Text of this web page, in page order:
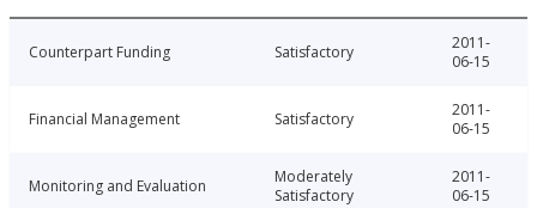
Counterpart Funding Satisfactory
2011-
06-15
Financial Management Satisfactory
2011-
06-15
Monitoring and Evaluation
Moderately
Satisfactory
2011-
06-15